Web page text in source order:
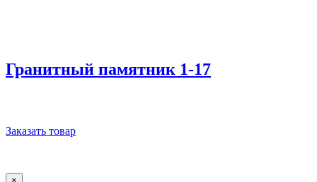
Гранитный памятник 1-17
Заказать товар